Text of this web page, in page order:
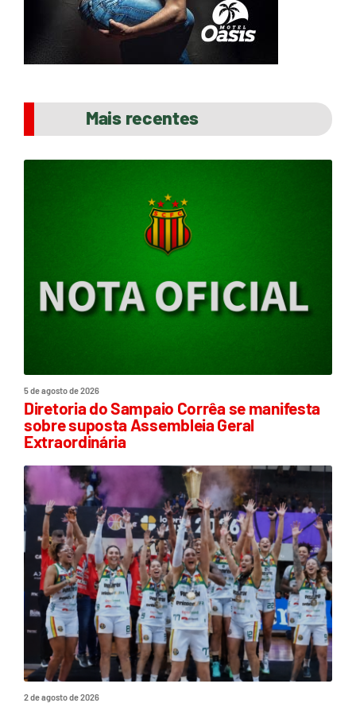
Mais recentes
5 de agosto de 2026
Diretoria do Sampaio Corrêa se manifesta
sobre suposta Assembleia Geral
Extraordinária
2 de agosto de 2026